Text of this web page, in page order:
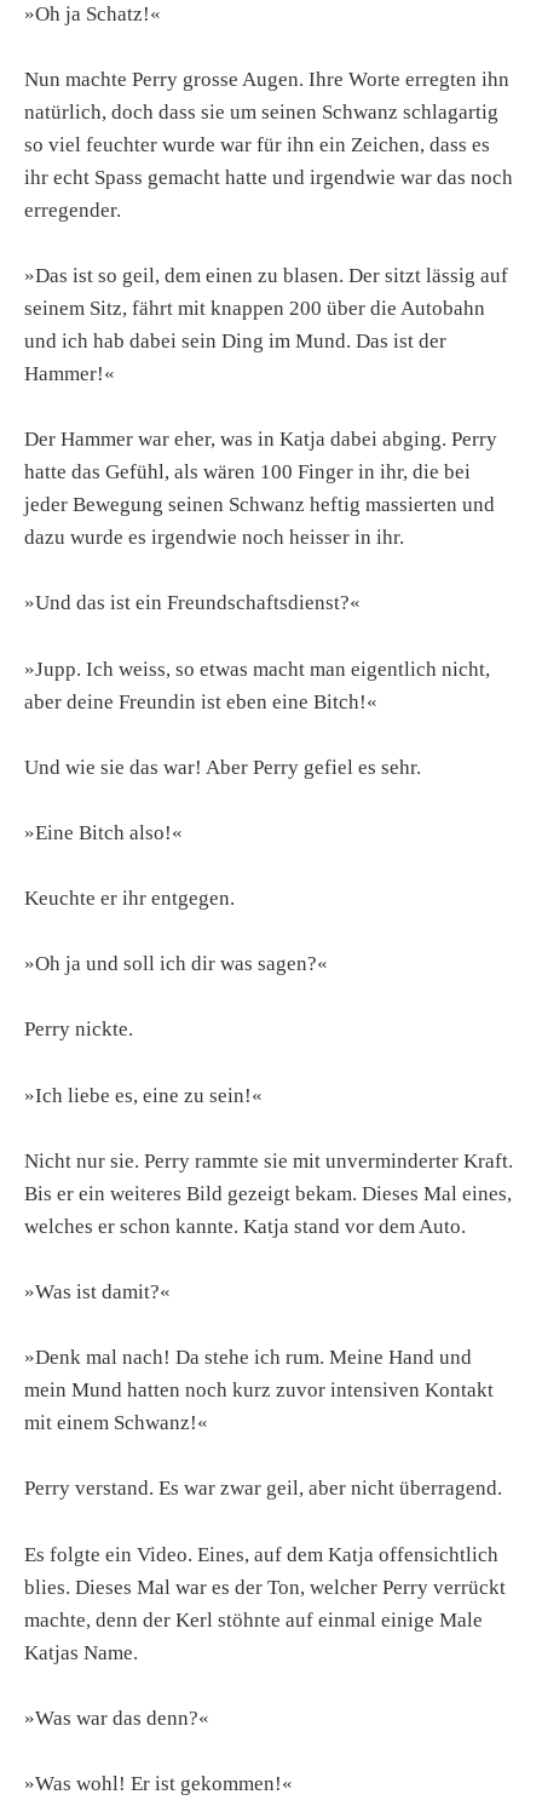
»Oh ja Schatz!«
Nun machte Perry grosse Augen. Ihre Worte erregten ihn
natürlich, doch dass sie um seinen Schwanz schlagartig
so viel feuchter wurde war für ihn ein Zeichen, dass es
ihr echt Spass gemacht hatte und irgendwie war das noch
erregender.
»Das ist so geil, dem einen zu blasen. Der sitzt lässig auf
seinem Sitz, fährt mit knappen 200 über die Autobahn
und ich hab dabei sein Ding im Mund. Das ist der
Hammer!«
Der Hammer war eher, was in Katja dabei abging. Perry
hatte das Gefühl, als wären 100 Finger in ihr, die bei
jeder Bewegung seinen Schwanz heftig massierten und
dazu wurde es irgendwie noch heisser in ihr.
»Und das ist ein Freundschaftsdienst?«
»Jupp. Ich weiss, so etwas macht man eigentlich nicht,
aber deine Freundin ist eben eine Bitch!«
Und wie sie das war! Aber Perry gefiel es sehr.
»Eine Bitch also!«
Keuchte er ihr entgegen.
»Oh ja und soll ich dir was sagen?«
Perry nickte.
»Ich liebe es, eine zu sein!«
Nicht nur sie. Perry rammte sie mit unverminderter Kraft.
Bis er ein weiteres Bild gezeigt bekam. Dieses Mal eines,
welches er schon kannte. Katja stand vor dem Auto.
»Was ist damit?«
»Denk mal nach! Da stehe ich rum. Meine Hand und
mein Mund hatten noch kurz zuvor intensiven Kontakt
mit einem Schwanz!«
Perry verstand. Es war zwar geil, aber nicht überragend.
Es folgte ein Video. Eines, auf dem Katja offensichtlich
blies. Dieses Mal war es der Ton, welcher Perry verrückt
machte, denn der Kerl stöhnte auf einmal einige Male
Katjas Name.
»Was war das denn?«
»Was wohl! Er ist gekommen!«